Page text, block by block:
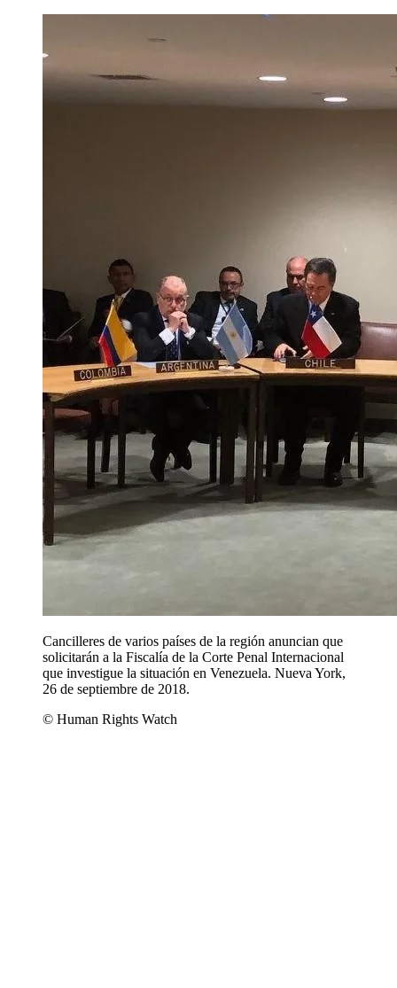
Cancilleres de varios países de la región anuncian que
solicitarán a la Fiscalía de la Corte Penal Internacional
que investigue la situación en Venezuela. Nueva York,
26 de septiembre de 2018.
© Human Rights Watch